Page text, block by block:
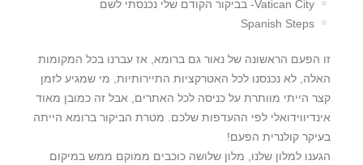
זו הפעם הראשונה של נאור גם ברומא, אז עברנו בכל המקומות
האלה, לא נכנסנו לכל האטרקציות התיירותיות, מי שמגיע לזמן
קצר הייתי מוותרת על כניסה לכל האתרים, אבל זה כמובן מאוד
אינדיווידואלי לפי ההעדפות שלכם. מטרת הביקור ברומא הייתה
בעיקר קולנרית הפעם!
הגענו למלון שלנו, מלון שלושה כוכבים ממוקם ממש במיקום